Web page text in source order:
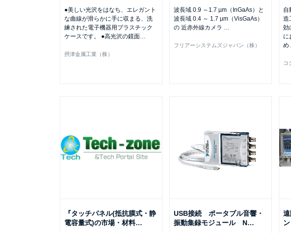
●美しい光沢をはなち、エレガント
な曲線が滑らかに手に収まる、洗
練された電子機器用プラスチック
ケースです。 ●高光沢の鏡面…
摂津金属工業（株）
波長域 0.9 ～1.7 µm（InGaAs）と
波長域 0.4 ～ 1.7 µm（VisGaAs）
の 近赤外線カメラ …
フリアーシステムズジャパン（株）
自
造
効
に
め
コ
『タッチパネル(抵抗膜式・静
電容量式)の市場・材料…
USB接続 ポータブル音響・
振動集録モジュール N…